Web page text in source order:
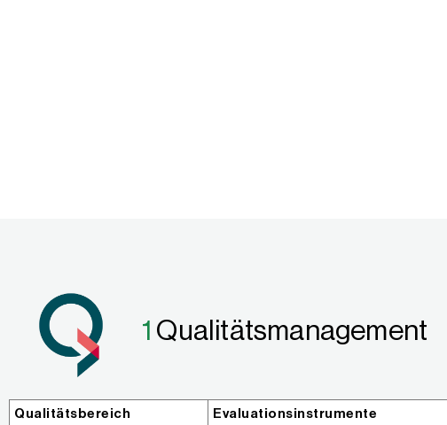
1 Qualitätsmanagement
Qualitätsbereich Evaluationsinstrumente